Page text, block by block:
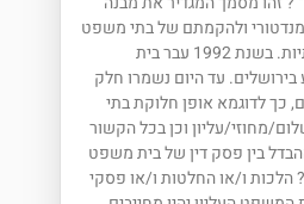
ולהקמתם של בתי משפט
ובתי דין של העדות הדתיות. בשנת 1992 עבר בית
עד היום נשמרו חלק
כך לדוגמא אופן חלוקת בתי
מחוזי/עליון וכן בכל הקשור
בין פסק דין של בית משפט
הלכות ו/או החלטות ו/או פסקי